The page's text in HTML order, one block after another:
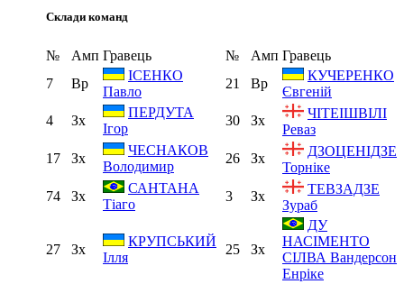
Склади команд
№ Амп Гравець № Амп Гравець
7
Вр
ІСЕНКО
Павло
21 Вр
КУЧЕРЕНКО
Євгеній
4
Зх
ПЕРДУТА
Ігор
30 Зх
ЧІТЕІШВІЛІ
Реваз
17
Зх
ЧЕСНАКОВ
Володимир
26 Зх
ДЗОЦЕНІДЗЕ
Торніке
74
Зх
САНТАНА
Тіаго
3 Зх
ТЕВЗАДЗЕ
Зураб
27 Зх
КРУПСЬКИЙ
Ілля
25 Зх
ДУ
НАСІМЕНТО
СІЛВА Вандерсон
Енріке